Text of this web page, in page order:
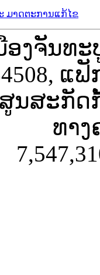
ມາດຕະການແກ້ໄຂ
ງຈັນທະ
ແຟັ
ສູນສະກັ
ທາງ